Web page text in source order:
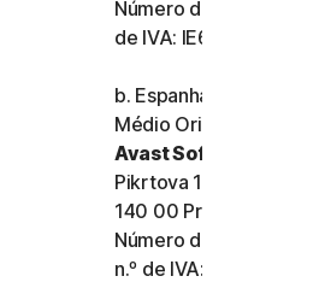
Número de registo da
de IVA: IE6557355A
b. Espanha, França,
Médio Oriente e África
Avast Software s.r.o.
Pikrtova 1737/1a, Nusle,
140 00 Praha 4,
Número de registo da
n.º de IVA: CZ02176475